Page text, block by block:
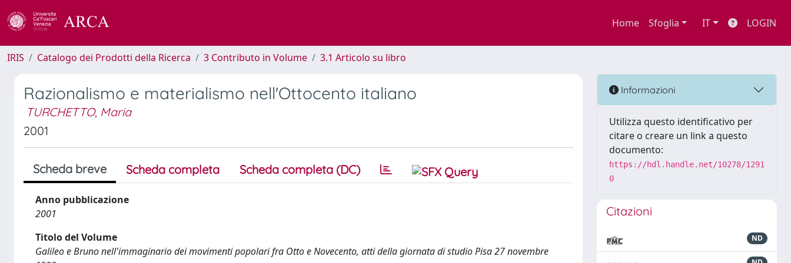
Home Sfoglia IT LOGIN
IRIS Catalogo dei Prodotti della Ricerca 3 Contributo in Volume 3.1 Articolo su libro
Razionalismo e materialismo nell'Ottocento italiano
TURCHETTO, Maria
2001
Scheda breve Scheda completa Scheda completa (DC)
Anno pubblicazione
2001
Titolo del Volume
Galileo e Bruno nell'immaginario dei movimenti popolari fra Otto e Novecento, atti della giornata di studio Pisa 27 novembre
Informazioni
Utilizza questo identificativo per
citare o creare un link a questo
documento:
https://hdl.handle.net/10278/1291
0
Citazioni
ND